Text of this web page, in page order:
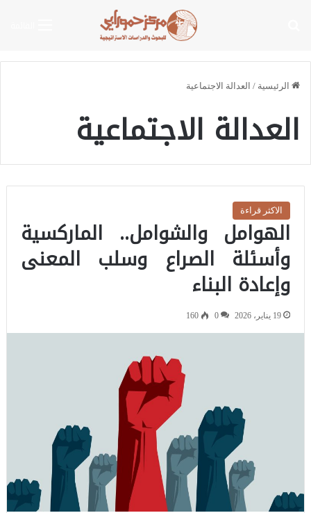
الرئيسية / العدالة الاجتماعية
العدالة الاجتماعية
الاكثر قراءة
الهوامل والشوامل.. الماركسية
وأسئلة الصراع وسلب المعنى
وإعادة البناء
19 يناير، 2026 0
160